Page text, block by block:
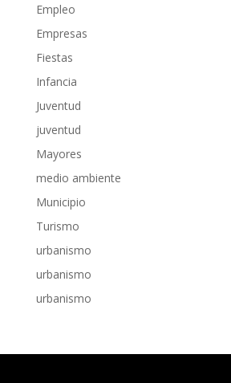
Empleo
Empresas
Fiestas
Infancia
Juventud
juventud
Mayores
medio ambiente
Municipio
Turismo
urbanismo
urbanismo
urbanismo